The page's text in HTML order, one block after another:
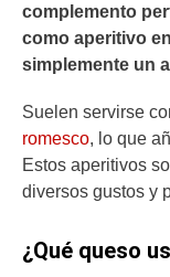
complemento
como aperitivo
simplemente un
Suelen servirse
romesco, lo que
Estos aperitivos
diversos gustos y
¿Qué queso